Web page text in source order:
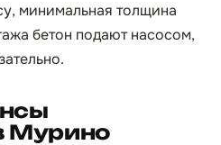
минимальная толщина
бетон подают насосом,
Мурино